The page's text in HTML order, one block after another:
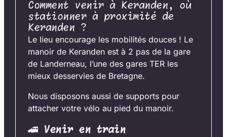
Comment venir à Keranden, où
stationner à proximité de
Keranden ?
Le lieu encourage les mobilités douces ! Le
manoir de Keranden est à 2 pas de la gare
de Landerneau, l’une des gares TER les
mieux desservies de Bretagne.
Nous disposons aussi de supports pour
attacher votre vélo au pied du manoir.
🚄 Venir en train